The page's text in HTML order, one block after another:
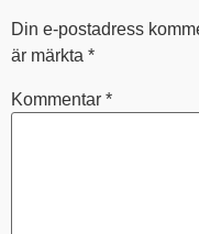
Din e-postadress
är märkta *
Kommentar *